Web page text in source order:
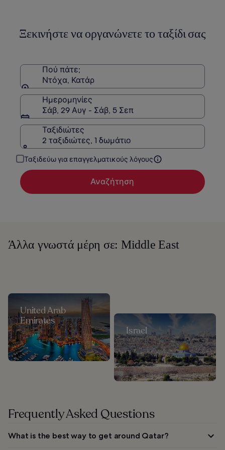
Ξεκινήστε να οργανώνετε το ταξίδι σας
Πού πάτε;
Ντόχα, Κατάρ
Ημερομηνίες
Σάβ, 29 Αυγ - Σάβ, 5 Σεπ
Ταξιδιώτες
2 ταξιδιώτες, 1 δωμάτιο
Ταξιδεύω για επαγγελματικούς λόγους
Αναζήτηση
Άλλα γνωστά μέρη σε: Middle East
United Arab
Emirates
Israel
Frequently Asked Questions
What is the best way to get around Qatar?